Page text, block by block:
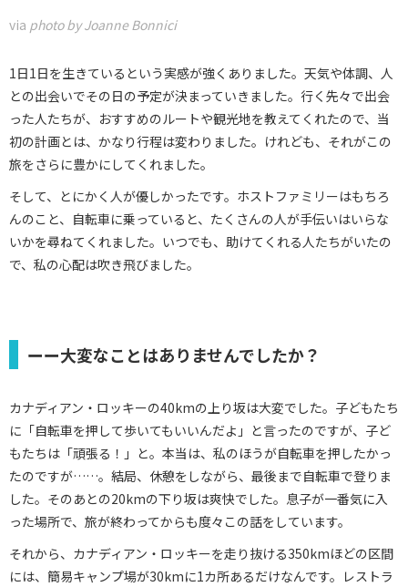
via photo by Joanne Bonnici
1日1日を生きているという実感が強くありました。天気や体調、人
との出会いでその日の予定が決まっていきました。行く先々で出会
った人たちが、おすすめのルートや観光地を教えてくれたので、当
初の計画とは、かなり行程は変わりました。けれども、それがこの
旅をさらに豊かにしてくれました。
そして、とにかく人が優しかったです。ホストファミリーはもちろ
んのこと、自転車に乗っていると、たくさんの人が手伝いはいらな
いかを尋ねてくれました。いつでも、助けてくれる人たちがいたの
で、私の心配は吹き飛びました。
ーー大変なことはありませんでしたか？
カナディアン・ロッキーの40kmの上り坂は大変でした。子どもたち
に「自転車を押して歩いてもいいんだよ」と言ったのですが、子ど
もたちは「頑張る！」と。本当は、私のほうが自転車を押したかっ
たのですが……。結局、休憩をしながら、最後まで自転車で登りま
した。そのあとの20kmの下り坂は爽快でした。息子が一番気に入
った場所で、旅が終わってからも度々この話をしています。
それから、カナディアン・ロッキーを走り抜ける350kmほどの区間
には、簡易キャンプ場が30kmに1カ所あるだけなんです。レストラ